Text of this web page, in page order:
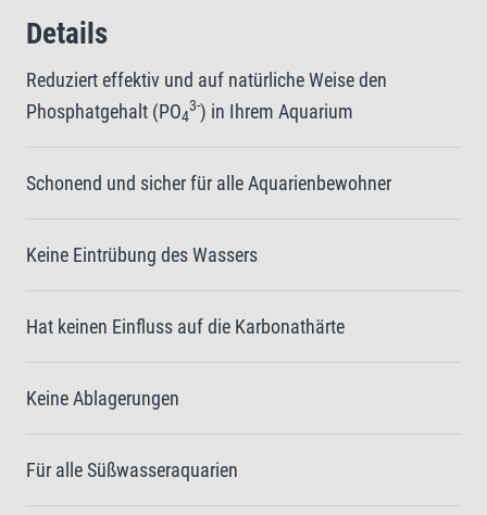
Details
Reduziert effektiv und auf natürliche Weise den
Phosphatgehalt (PO4
3-) in Ihrem Aquarium
Schonend und sicher für alle Aquarienbewohner
Keine Eintrübung des Wassers
Hat keinen Einfluss auf die Karbonathärte
Keine Ablagerungen
Für alle Süßwasseraquarien